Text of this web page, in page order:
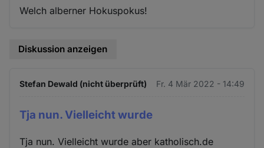
Welch alberner Hokuspokus!
Diskussion anzeigen
Stefan Dewald (nicht überprüft) Fr. 4 Mär 2022 - 14:49
Tja nun. Vielleicht wurde
Tja nun. Vielleicht wurde aber katholisch.de